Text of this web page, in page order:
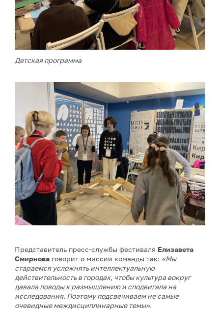
Детская программа
Представитель пресс-службы фестиваля Елизавета
Смирнова говорит о миссии команды так: «Мы
стараемся усложнять интеллектуальную
действительность в городах, чтобы культура вокруг
давала поводы к размышлению и сподвигала на
исследования. Поэтому подсвечиваем не самые
очевидные междисциплинарные темы».